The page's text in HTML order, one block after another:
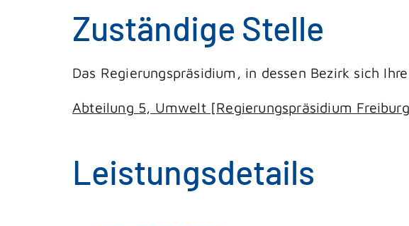
Zuständige Stelle
Das Regierungspräsidium, in dessen Bezirk sich
Abteilung 5, Umwelt [Regierungspräsidium
Leistungsdetails